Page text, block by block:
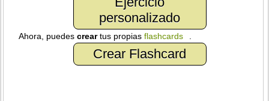
personalizado
Ahora, puedescreartus propiasflashcards
Crear Flashcard